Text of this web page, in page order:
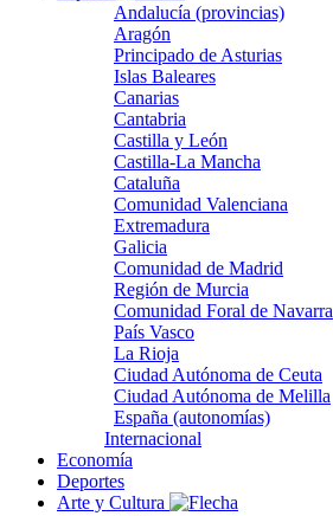
Andalucía (provincias)
Aragón
Principado de Asturias
Islas Baleares
Canarias
Cantabria
Castilla y León
Castilla-La Mancha
Cataluña
Comunidad Valenciana
Extremadura
Galicia
Comunidad de Madrid
Región de Murcia
Comunidad Foral de Navarra
País Vasco
La Rioja
Ciudad Autónoma de Ceuta
Ciudad Autónoma de Melilla
España (autonomías)
Internacional
Economía
Deportes
Arte y Cultura